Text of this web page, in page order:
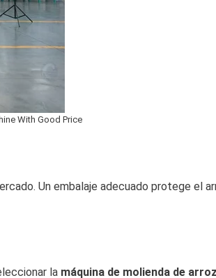
With Good Price
Un embalaje adecuado protege el
la máquina de molienda de arroz